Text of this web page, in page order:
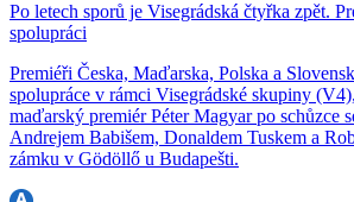
Po letech sporů je Visegrádská čtyřka zpět.
spolupráci
Premiéři Česka, Maďarska, Polska a
spolupráce v rámci Visegrádské skupiny
maďarský premiér Péter Magyar po schůzce
Andrejem Babišem, Donaldem Tuskem a
zámku v Gödöllő u Budapešti.